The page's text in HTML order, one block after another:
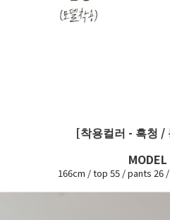
[착용컬러 - 흑청
166cm / top 55 / pants 26